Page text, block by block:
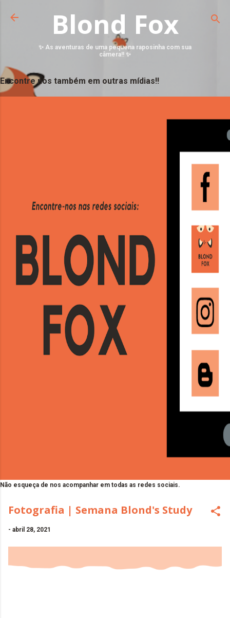
Blond Fox
✨ As aventuras de uma pequena raposinha com sua
câmera!! ✨
Encontre nos também em outras mídias!!
Não esqueça de nos acompanhar em todas as redes sociais.
Fotografia | Semana Blond's Study
- abril 28, 2021